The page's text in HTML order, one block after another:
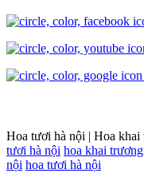
Hoa tươi hà nội | Hoa khai
tươi hà nội hoa khai trương
nội hoa tươi hà nội